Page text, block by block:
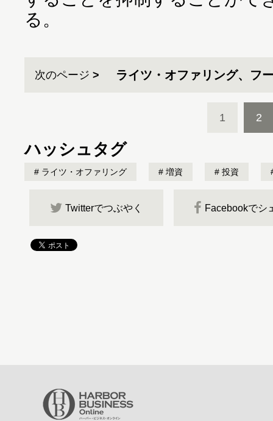
る。
次のページ ライツ・オファリング、フ
1 2
ハッシュタグ
ライツ・オファリング 増資 投資
Twitterでつぶやく Facebookでシ